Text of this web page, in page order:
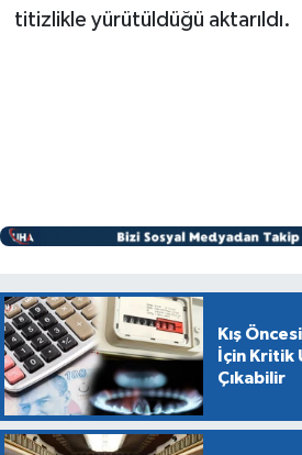
titizlikle yürütüldüğü aktarıldı.
Kış
İçin Kritik
Çıkabilir